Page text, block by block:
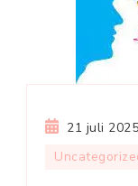
21 juli 2025